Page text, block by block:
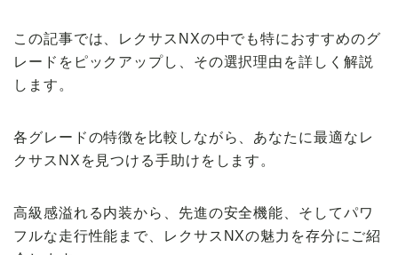
この記事では、レクサスNXの中でも特におすすめのグ
レードをピックアップし、その選択理由を詳しく解説
します。
各グレードの特徴を比較しながら、あなたに最適なレ
クサスNXを見つける手助けをします。
高級感溢れる内装から、先進の安全機能、そしてパワ
フルな走行性能まで、レクサスNXの魅力を存分にご紹